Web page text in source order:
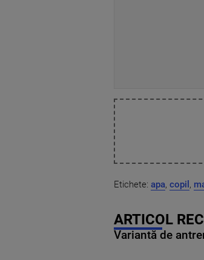
Etichete: apa, copil ,
ARTICOL
Variantă de